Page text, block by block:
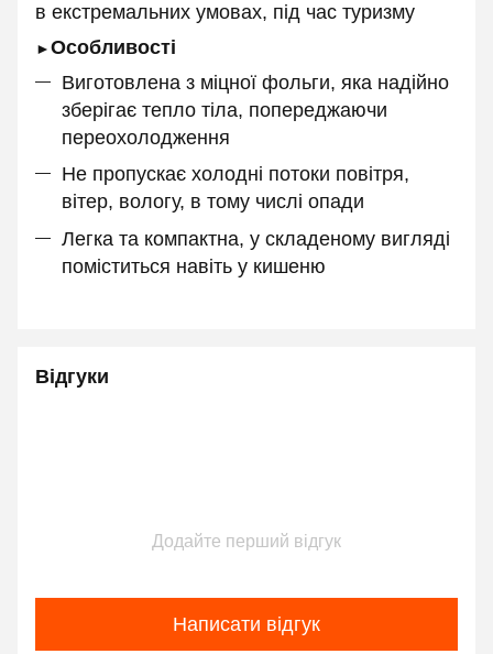
в екстремальних умовах, під час туризму
►Особливості
Виготовлена з міцної фольги, яка надійно
зберігає тепло тіла, попереджаючи
переохолодження
Не пропускає холодні потоки повітря,
вітер, вологу, в тому числі опади
Легка та компактна, у складеному вигляді
поміститься навіть у кишеню
Відгуки
Додайте перший відгук
Написати відгук